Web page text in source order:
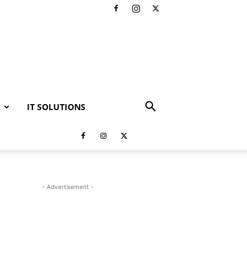
IT SOLUTIONS
- Advertisement -